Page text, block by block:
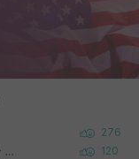
276
대학원생들 교수에게 가스라이팅 당한 것은 이해가 갑니다. 안타깝네요. 120